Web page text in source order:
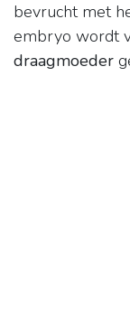
bevrucht met
embryo wordt
draagmoeder